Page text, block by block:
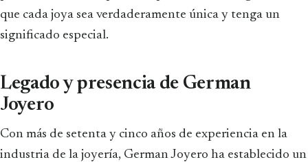
que cada joya sea verdaderamente única y tenga un
significado especial.
Legado y presencia de German
Joyero
Con más de setenta y cinco años de experiencia en la
industria de la joyería, German Joyero ha establecido un